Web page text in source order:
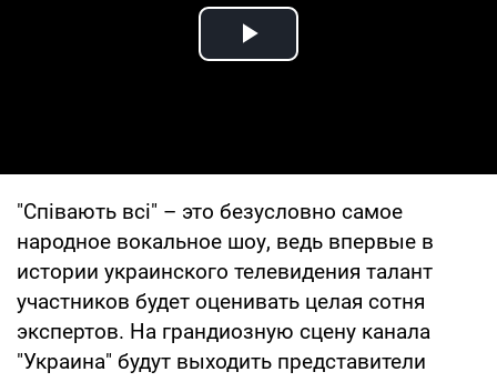
Play Video
"Співають всі" – это безусловно самое
народное вокальное шоу, ведь впервые в
истории украинского телевидения талант
участников будет оценивать целая сотня
экспертов. На грандиозную сцену канала
"Украина" будут выходить представители